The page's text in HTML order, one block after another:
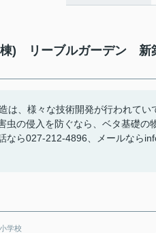
) リーブルガーデン 新
は、様々な技術開発が行われて
の侵入を防ぐなら、ベタ基礎の
なら027-212-4896、メールなら
小学校